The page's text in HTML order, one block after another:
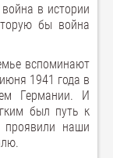
в истории
бы война
вспоминают
1941 года в
Германии. И
был путь к
проявили наши